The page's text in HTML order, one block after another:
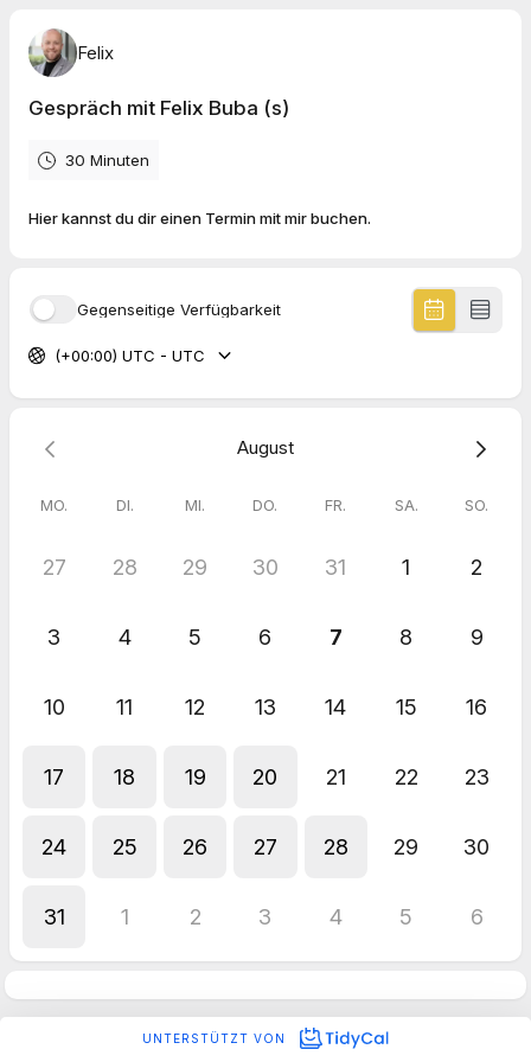
Felix
Gespräch mit Felix Buba (s)
30 Minuten
Hier kannst du dir einen Termin mit mir buchen.
Gegenseitige Verfügbarkeit
(+00:00) UTC - UTC
August
MO. DI. MI. DO. FR. SA. SO.
27 28 29 30 31 1 2
3 4 5 6 7 8 9
10 11 12 13 14 15 16
17 18 19 20 21 22 23
24 25 26 27 28 29 30
31 1 2 3 4 5 6
UNTERSTÜTZT VON